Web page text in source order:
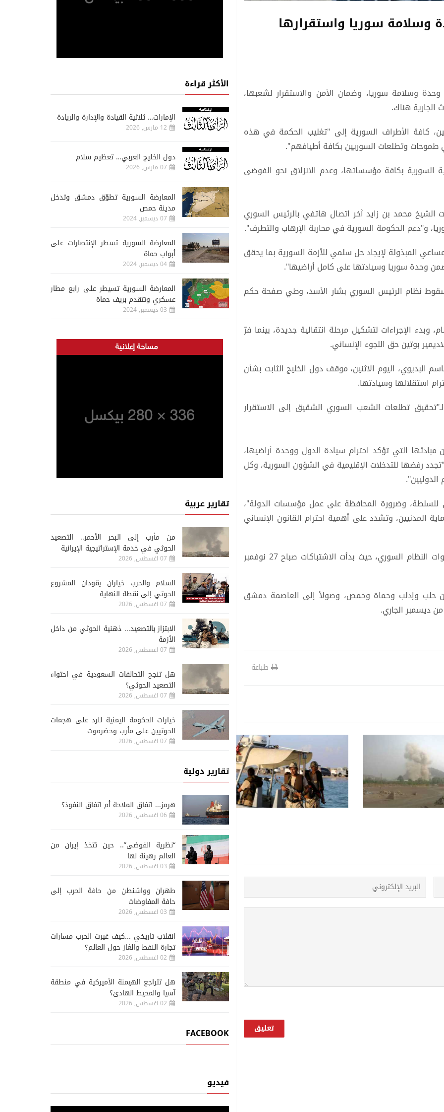
وسلامة سوريا واستقرارها
وسلامة سوريا، وضمان الأمن والاستقرار لشعبها،
الجارية هناك.
كافة الأطراف السورية إلى "تغليب الحكمة في هذه
طموحات وتطلعات السوريين بكافة أطيافهم".
السورية بكافة مؤسساتها، وعدم الانزلاق نحو الفوضى
الشيخ محمد بن زايد آخر اتصال هاتفي بالرئيس السوري
و"دعم الحكومة السورية في محاربة الإرهاب والتطرف".
المبذولة لإيجاد حل سلمي للأزمة السورية بما يحقق
وحدة سوريا وسيادتها على كامل أراضيها".
سقوط نظام الرئيس السوري بشار الأسد، وطي صفحة حكم
الإجراءات لتشكيل مرحلة انتقالية جديدة، بينما فرّ
بوتين حق اللجوء الإنساني.
البديوي، اليوم الاثنين، موقف دول الخليج الثابت بشأن
استقلالها وسيادتها.
تطلعات الشعب السوري الشقيق إلى الاستقرار
التي تؤكد احترام سيادة الدول ووحدة أراضيها،
رفضها للتدخلات الإقليمية في الشؤون السورية، وكل
وضرورة المحافظة على عمل مؤسسات الدولة"،
المدنيين، وتشدد على أهمية احترام القانون الإنساني
وقادت هيئة تحرير الشام الفصائل في مواجهة قوات النظام السوري، حيث بدأت الاشتباكات صباح 27 نوفمبر
وإدلب وحماة وحمص، وصولاً إلى العاصمة دمشق
طباعة
أحدث الاخبار أحدث الاخبار
اليمنية تحشد دبلوماسياً
في مواجهة التصعيد
07 اغسطس, 2026
تصعيد الحوثيين في اليمن يتصدر
مباحثات الزوبة وغروندبرغ
غروندبرغ يحذر من عودة اليمن
إلى حرب واسعة
رئيس الاستخبارات
الأكثر قراءة
الإمارات… ثلاثية القيادة والإدارة والريادة
12 مارس, 2026
دول الخليج العربي… تعظيم سلام
07 مارس, 2026
المعارضة السورية تطوّق دمشق وتدخل
مدينة حمص
07 ديسمبر, 2024
المعارضة السورية تسطر الإنتصارات على
أبواب حماة
04 ديسمبر, 2024
المعارضة السورية تسيطر على رابع مطار
عسكري وتتقدم بريف حماة
03 ديسمبر, 2024
تقارير عربية
من مأرب إلى البحر الأحمر.. التصعيد
الحوثي في خدمة الإستراتيجية الإيرانية
07 اغسطس, 2026
السلام والحرب خياران يقودان المشروع
الحوثي إلى نقطة النهاية
07 اغسطس, 2026
الابتزاز بالتصعيد... ذهنية الحوثي من داخل
الأزمة
07 اغسطس, 2026
هل تنجح التحالفات السعودية في احتواء
التصعيد الحوثي؟
07 اغسطس, 2026
خيارات الحكومة اليمنية للرد على هجمات
الحوثيين على مأرب وحضرموت
07 اغسطس, 2026
تقارير دولية
هرمز... اتفاق الملاحة أم اتفاق النفوذ؟
06 اغسطس, 2026
“نظرية الفوضى”.. حين تتخذ إيران من
العالم رهينة لها
03 اغسطس, 2026
طهران وواشنطن من حافة الحرب إلى
حافة المفاوضات
03 اغسطس, 2026
انقلاب تاريخي ...كيف غيرت الحرب مسارات
تجارة النفط والغاز حول العالم؟
02 اغسطس, 2026
هل تتراجع الهيمنة الأميركية في منطقة
آسيا والمحيط الهادئ؟
02 اغسطس, 2026
FACEBOOK
فيديو